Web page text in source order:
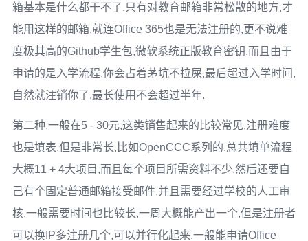
箱基本是什么都干不了.只有对教育邮箱非常松散的地方,才
能用这样的邮箱,就连Office 365也是无法注册的,更不说难
度极其高的Github学生包,微软系统正版教育密钥.而且由于
申请的是入学流程,你会占着茅坑不拉屎,最后超过入学时间,
自然就注销你了,最长使用不会超过半年.
第二种,一般在5 - 30元,这类销售起来的比较常见,注册难度
也是填表,但是非常长,比如OpenCCC系列的,总共填单流程
大概11 + 4大项目,而且每个项目所需资料不少,然后还要自
己有个固定普通邮箱接受邮件,并且需要经过学校的人工审
核,一般需要时间也比较长,一周大概能产出一个,但是注册者
可以换IP多注册几个,可以并行化起来,一般能申请Office